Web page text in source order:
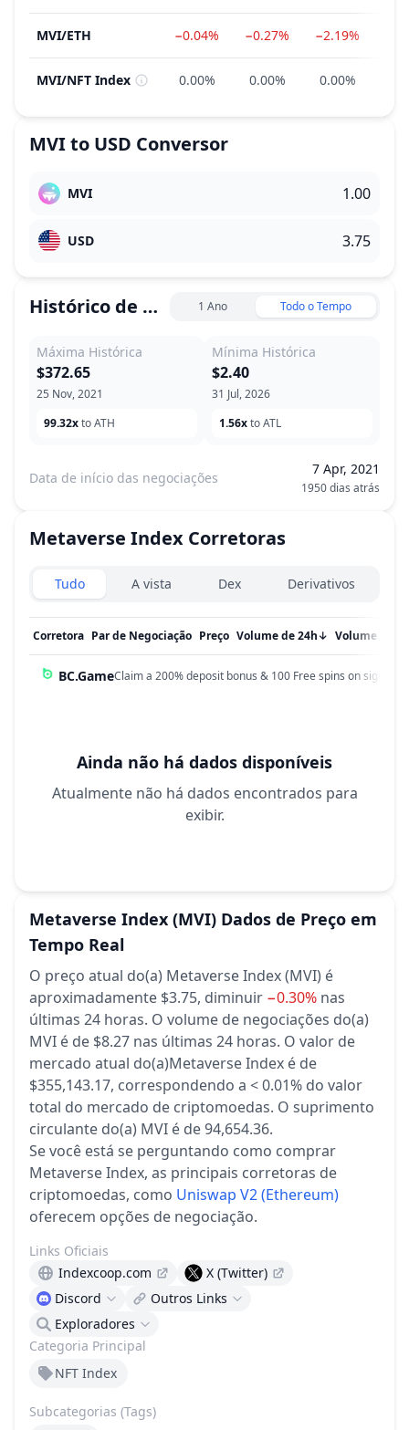
MVI/ETH −0.04% −0.27% −2.19%
MVI/NFT Index 0.00% 0.00% 0.00%
MVIto USD Conversor
MVI
USD
Histórico de Preço 1 Ano Todo o Tempo
Máxima Histórica
25 Nov, 2021
$372.65
99.32xto ATH
Mínima Histórica
31 Jul, 2026
$2.40
1.56xto ATL
Data de início das negociações
7 Apr, 2021
1950 dias atrás
Metaverse Index Corretoras
Exchanges type
Tudo A vista Dex Derivativos
Corretora Par de Negociação Preço ↓
Volume de 24h Volume em %
BC.GameClaim a 200% deposit bonus & 100 Free spins on sign up!
Ainda não há dados disponíveis
Atualmente não há dados encontrados para
exibir.
Metaverse Index (MVI) Dados de Preço em
Tempo Real
O preço atual do(a) Metaverse Index (MVI) é
aproximadamente $3.75, diminuir −0.30% nas
últimas 24 horas. O volume de negociações do(a)
MVI é de $8.27 nas últimas 24 horas. O valor de
mercado atual do(a)Metaverse Index é de
$355,143.17, correspondendo a < 0.01% do valor
total do mercado de criptomoedas. O suprimento
circulante do(a) MVI é de 94,654.36.
Se você está se perguntando como comprar
Metaverse Index, as principais corretoras de
criptomoedas, como Uniswap V2 (Ethereum)
oferecem opções de negociação.
Categoria Principal
NFT Index
Subcategorias (Tags)
Links Oficiais
Indexcoop.com
X (Twitter)
Discord
Outros Links
Exploradores